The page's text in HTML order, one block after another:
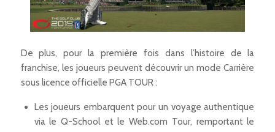
De plus, pour la première fois dans l’histoire de la
franchise, les joueurs peuvent découvrir un mode Carrière
sous licence officielle PGA TOUR :
Les joueurs embarquent pour un voyage authentique
via le Q-School et le Web.com Tour, remportant le